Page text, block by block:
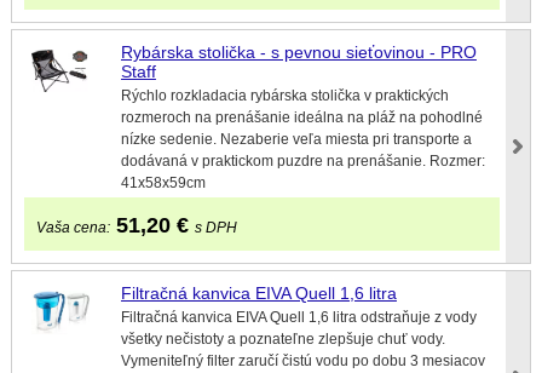
Rybárska stolička - s pevnou sieťovinou - PRO
Staff
Rýchlo rozkladacia rybárska stolička v praktických
rozmeroch na prenášanie ideálna na pláž na pohodlné
nízke sedenie. Nezaberie veľa miesta pri transporte a
dodávaná v praktickom puzdre na prenášanie. Rozmer:
41x58x59cm
Vaša cena: 51,20 € s DPH
Filtračná kanvica EIVA Quell 1,6 litra
Filtračná kanvica EIVA Quell 1,6 litra odstraňuje z vody
všetky nečistoty a poznateľne zlepšuje chuť vody.
Vymeniteľný filter zaručí čistú vodu po dobu 3 mesiacov